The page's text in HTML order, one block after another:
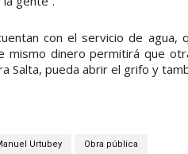
con el servicio de agua,
mismo dinero permitirá que
pueda abrir el grifo y
Urtubey Obra pública